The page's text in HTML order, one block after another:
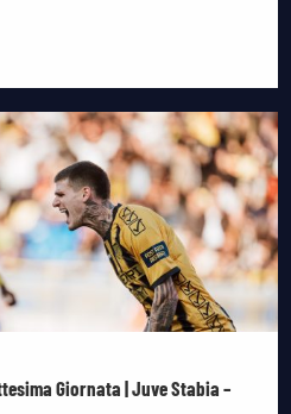
Giornata | Juve Stabia –